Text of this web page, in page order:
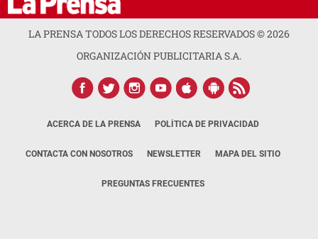
LA PRENSA TODOS LOS DERECHOS RESERVADOS ©2026
ORGANIZACIÓN PUBLICITARIA S.A.
ACERCA DE LA PRENSA POLÍTICA DE PRIVACIDAD
CONTACTA CON NOSOTROS NEWSLETTER MAPA DEL SITIO
PREGUNTAS FRECUENTES